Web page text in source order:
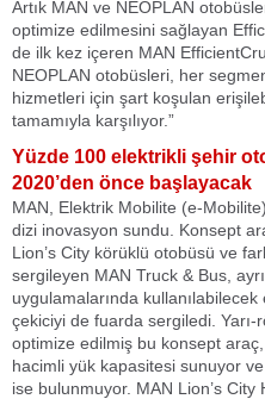
Artık MAN ve NEOPLAN
optimize edilmesini sağlayan
de ilk kez içeren MAN
NEOPLAN otobüsleri, her
hizmetleri için şart koşulan
tamamıyla karşılıyor.”
Yüzde 100 elektrikli şehir
2020’den önce başlayacak
MAN, Elektrik Mobilite (e-
dizi inovasyon sundu. Konsept
Lion’s City körüklü otobüsü ve
sergileyen MAN Truck & Bus,
uygulamalarında
çekiciyi de fuarda sergiledi. Yarı-
optimize edilmiş bu konsept
hacimli yük kapasitesi sunuyor
ise bulunmuyor. MAN Lion’s